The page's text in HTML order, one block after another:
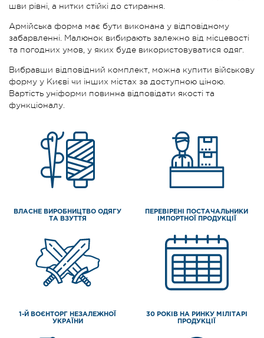
шви рівні, а нитки стійкі до стирання.
Армійська форма має бути виконана у відповідному
забарвленні. Малюнок вибирають залежно від місцевості
та погодних умов, у яких буде використовуватися одяг.
Вибравши відповідний комплект, можна купити військову
форму у Києві чи інших містах за доступною ціною.
Вартість уніформи повинна відповідати якості та
функціоналу.
ВЛАСНЕ ВИРОБНИЦТВО ОДЯГУ
ТА ВЗУТТЯ
ПЕРЕВІРЕНІ ПОСТАЧАЛЬНИКИ
ІМПОРТНОЇ ПРОДУКЦІЇ
1-Й ВОЄНТОРГ НЕЗАЛЕЖНОЇ
УКРАЇНИ
30 РОКІВ НА РИНКУ МІЛІТАРІ
ПРОДУКЦІЇ